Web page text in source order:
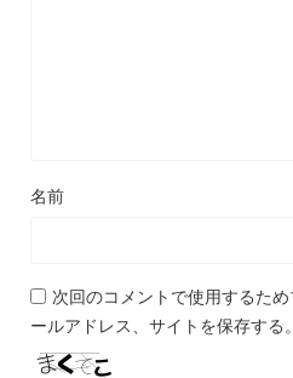
名前
次回のコメントで使用するた
ールアドレス、サイトを保存する。